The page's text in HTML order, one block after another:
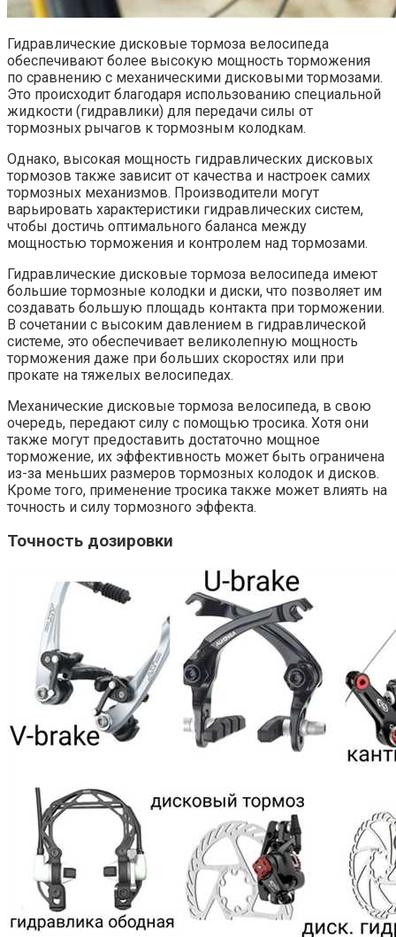
Гидравлические дисковые тормоза велосипеда
обеспечивают более высокую мощность торможения
по сравнению с механическими дисковыми тормозами.
Это происходит благодаря использованию специальной
жидкости (гидравлики) для передачи силы от
тормозных рычагов к тормозным колодкам.
Однако, высокая мощность гидравлических дисковых
тормозов также зависит от качества и настроек самих
тормозных механизмов. Производители могут
варьировать характеристики гидравлических систем,
чтобы достичь оптимального баланса между
мощностью торможения и контролем над тормозами.
Гидравлические дисковые тормоза велосипеда имеют
большие тормозные колодки и диски, что позволяет им
создавать большую площадь контакта при торможении.
В сочетании с высоким давлением в гидравлической
системе, это обеспечивает великолепную мощность
торможения даже при больших скоростях или при
прокате на тяжелых велосипедах.
Механические дисковые тормоза велосипеда, в свою
очередь, передают силу с помощью тросика. Хотя они
также могут предоставить достаточно мощное
торможение, их эффективность может быть ограничена
из-за меньших размеров тормозных колодок и дисков.
Кроме того, применение тросика также может влиять на
точность и силу тормозного эффекта.
Точность дозировки